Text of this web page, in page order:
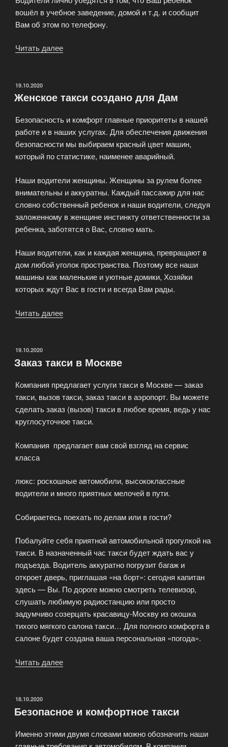
вошёл в учебное заведение, домой и т.д. и сообщит
Вам об этом по телефону.
Читать далее
без
взрослых.»
ОПУБЛИКОВАНО
19.10.2020
Женское такси создано для Дам
Безопасность и комфорт главные приоритеты в нашей
работе и в наших услугах. Для обеспечения движения
безопасности мы выбираем красный цвет машин,
который по статистике, наименее аварийный.
Наши водители женщины. Женщины за рулем более
внимательны и аккуратны. Каждый пассажир для нас
словно собственный ребенок и наши водители, следуя
заложенному в женщине инстинкту ответственности за
ребенка, заботятся о Вас, словно мать.
Наши водители, как и каждая женщина, превращают в
дом любой уголок пространства. Поэтому все наши
машины как маленькие и уютные домики, Хозяйки
которых ждут Вас в гости и всегда Вам рады.
Читать далее
Дам»
ОПУБЛИКОВАНО
19.10.2020
Заказ такси в Москве
Компания предлагает услуги такси в Москве — заказ
такси, вызов такси, заказ такси в аэропорт. Вы можете
сделать заказ (вызов) такси в любое время, ведь у нас
круглосуточное такси.
Компания предлагает вам свой взгляд на сервис
класса
люкс: роскошные автомобили, высококлассные
водители и много приятных мелочей в пути.
Собираетесь поехать по делам или в гости?
Побалуйте себя приятной автомобильной прогулкой на
такси. В назначенный час такси будет ждать вас у
подъезда. Водитель аккуратно погрузит багаж и
откроет дверь, приглашая «на борт»: сегодня капитан
здесь — Вы. По дороге можно смотреть телевизор,
слушать любимую радиостанцию или просто
задумчиво созерцать красавицу-Москву из окошка
тихого мягкого салона такси… Для полного комфорта в
салоне будет создана ваша персональная «погода».
Читать далее
ОПУБЛИКОВАНО
18.10.2020
Безопасное и комфортное такси
Именно этими двумя словами можно обозначить наши